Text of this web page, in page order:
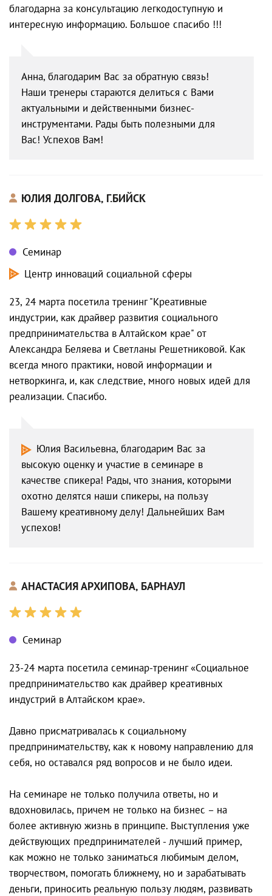
благодарна за консультацию легкодоступную и
интересную информацию. Большое спасибо !!!
Анна, благодарим Вас за обратную связь!
Наши тренеры стараются делиться с Вами
актуальными и действенными бизнес-
инструментами. Рады быть полезными для
Вас! Успехов Вам!
ЮЛИЯ ДОЛГОВА, Г.БИЙСК
Семинар
Центр инноваций социальной сферы
23, 24 марта посетила тренинг "Креативные
индустрии, как драйвер развития социального
предпринимательства в Алтайском крае" от
Александра Беляева и Светланы Решетниковой. Как
всегда много практики, новой информации и
нетворкинга, и, как следствие, много новых идей для
реализации. Спасибо.
Юлия Васильевна, благодарим Вас за
высокую оценку и участие в семинаре в
качестве спикера! Рады, что знания, которыми
охотно делятся наши спикеры, на пользу
Вашему креативному делу! Дальнейших Вам
успехов!
АНАСТАСИЯ АРХИПОВА, БАРНАУЛ
Семинар
23-24 марта посетила семинар-тренинг «Социальное
предпринимательство как драйвер креативных
индустрий в Алтайском крае».
Давно присматривалась к социальному
предпринимательству, как к новому направлению для
себя, но оставался ряд вопросов и не было идеи.
На семинаре не только получила ответы, но и
вдохновилась, причем не только на бизнес – на
более активную жизнь в принципе. Выступления уже
действующих предпринимателей - лучший пример,
как можно не только заниматься любимым делом,
творчеством, помогать ближнему, но и зарабатывать
деньги, приносить реальную пользу людям, развивать